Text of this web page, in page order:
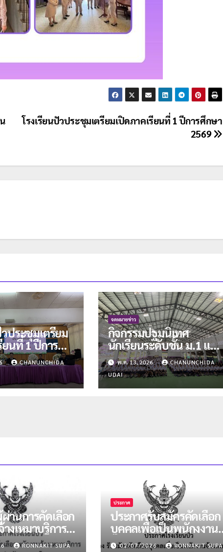
โรงเรียนปัวประชุมเตรียมเปิดภาคเรียนที่ 1 ปีการศึกษา
2569
วประชุมเตรียม
ยนที่ 1 ปีการ
CHANUNCHIDA
จดหมายข่าว
กิจกรรมปฐมนิเทศ
นักเรียนระดับชั้น ม.1 และ
ม.4 ปีการศึกษา 2569
พ.ค. 13, 2026
CHANUNCHIDA
UDAI
านการคัดเลือก
งเหมาบริการ
การภารโรง
RONNAKIT SUPA
ประกาศ
ประกาศรับสมัครคัดเลือก
บุคคลเพื่อเป็นพนักงงาน
จ้างเหมาบริการ ตำแหน่ง
02/07/2026 RONNAKIT SUPA